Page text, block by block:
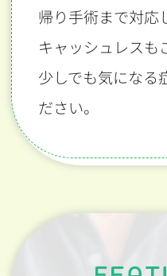
帰り手術まで対応
キャッシュレスも
少しでも気になる
ださい。